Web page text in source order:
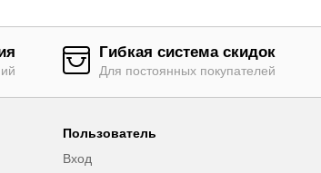
Гибкая система скидок
Для постоянных покупателей
Пользователь
Вход